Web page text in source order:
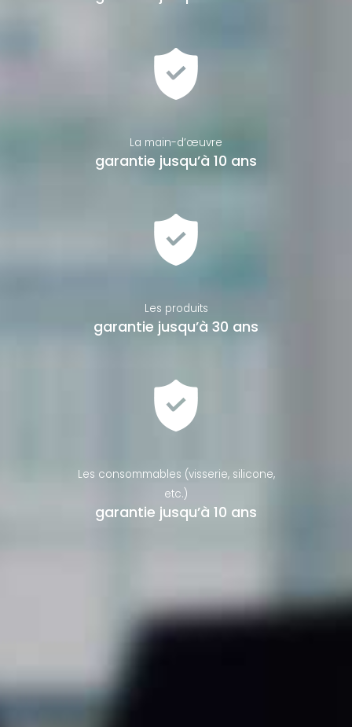
La main-d’œuvre
garantie jusqu’à 10 ans
Les produits
garantie jusqu’à 30 ans
Les consommables (visserie, silicone,
etc.)
garantie jusqu’à 10 ans